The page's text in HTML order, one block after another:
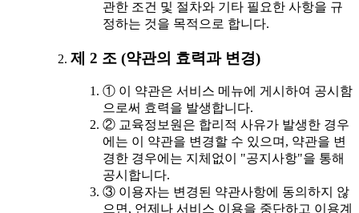
관한 조건 및 절차와 기타 필요한 사항을 규
정하는 것을 목적으로 합니다.
제 2 조 (약관의 효력과 변경)
① 이 약관은 서비스 메뉴에 게시하여 공시함
으로써 효력을 발생합니다.
② 교육정보원은 합리적 사유가 발생한 경우
에는 이 약관을 변경할 수 있으며, 약관을 변
경한 경우에는 지체없이 "공지사항"을 통해
공시합니다.
③ 이용자는 변경된 약관사항에 동의하지 않
으면, 언제나 서비스 이용을 중단하고 이용계